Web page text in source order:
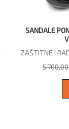
SANDALE
ZAŠTITNE I